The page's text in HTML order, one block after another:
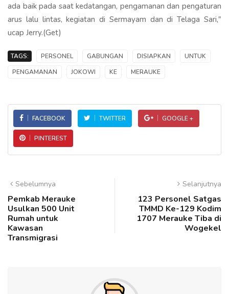
ada baik pada saat kedatangan, pengamanan dan pengaturan
arus lalu lintas, kegiatan di Sermayam dan di Telaga Sari,"
ucap Jerry.(Get)
TAGS: PERSONEL GABUNGAN DISIAPKAN
UNTUK
PENGAMANAN
JOKOWI KE MERAUKE
FACEBOOK TWITTER GOOGLE +
PINTEREST
Sebelumnya
Pemkab Merauke
Usulkan 500 Unit
Rumah untuk
Kawasan
Transmigrasi
Selanjutnya
123 Personel Satgas
TMMD Ke-129 Kodim
1707 Merauke Tiba di
Wogekel